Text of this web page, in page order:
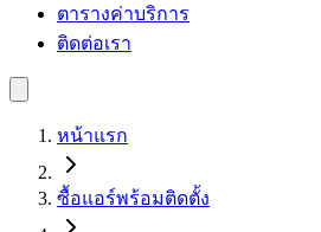
ตารางค่าบริการ
ติดต่อเรา
หน้าแรก
ซื้อแอร์พร้อมติดตั้ง